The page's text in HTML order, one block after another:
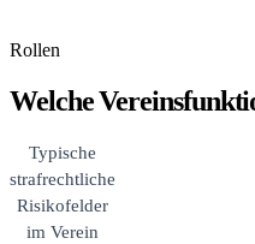
Rollen
Welche
Typische
strafrechtliche
Risikofelder
im Verein